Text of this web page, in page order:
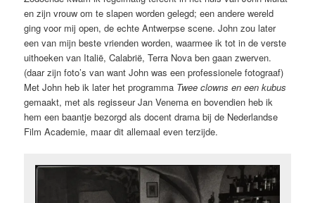
en zijn vrouw om te slapen worden gelegd; een andere wereld
ging voor mij open, de echte Antwerpse scene. John zou later
een van mijn beste vrienden worden, waarmee ik tot in de verste
uithoeken van Italië, Calabrië, Terra Nova ben gaan zwerven.
(daar zijn foto’s van want John was een professionele fotograaf)
Met John heb ik later het programma Twee clowns en een kubus
gemaakt, met als regisseur Jan Venema en bovendien heb ik
hem een baantje bezorgd als docent drama bij de Nederlandse
Film Academie, maar dit allemaal even terzijde.